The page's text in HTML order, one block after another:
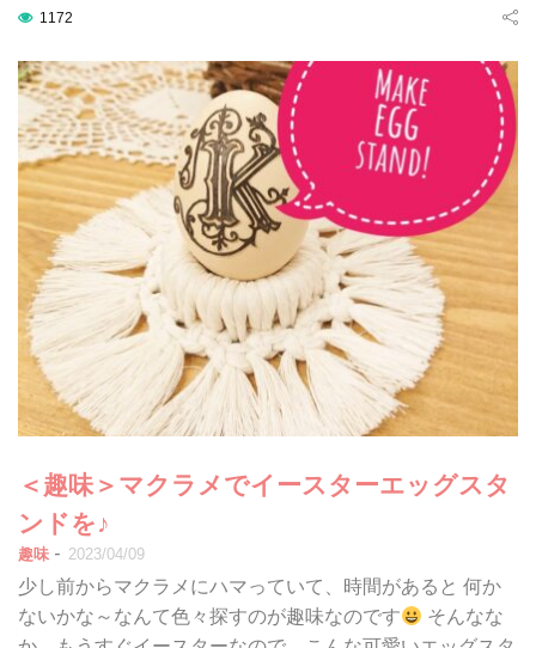
1172
＜趣味＞マクラメでイースターエッグスタ
ンドを♪
趣味 - 2023/04/09
少し前からマクラメにハマっていて、時間があると 何か
ないかな～なんて色々探すのが趣味なのです
そんなな